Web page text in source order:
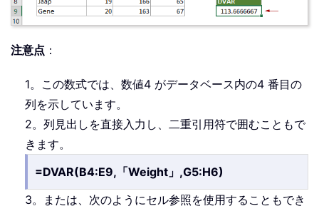
注意点 ：
1。この数式では、数値4 がデータベース内の4 番目の
列を示しています。
2。列見出しを直接入力し、二重引用符で囲むこともで
きます。
=DVAR(B4:E9,「Weight」,G5:H6)
3。または、次のようにセル参照を使用することもでき